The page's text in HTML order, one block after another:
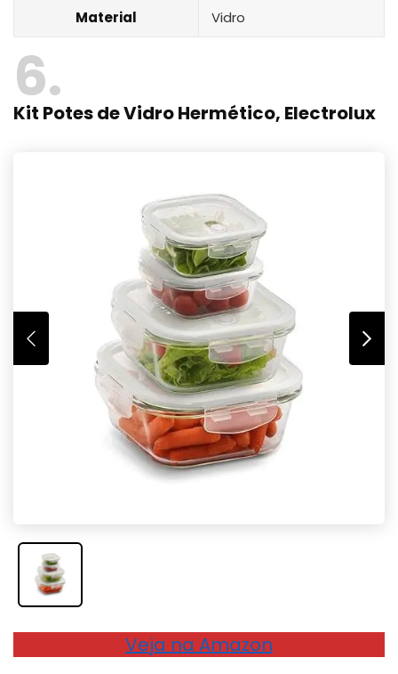
Material Vidro
6
Kit Potes de Vidro Hermético, Electrolux
Veja na Amazon